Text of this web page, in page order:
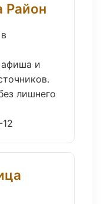
Район
афиша и
лишнего